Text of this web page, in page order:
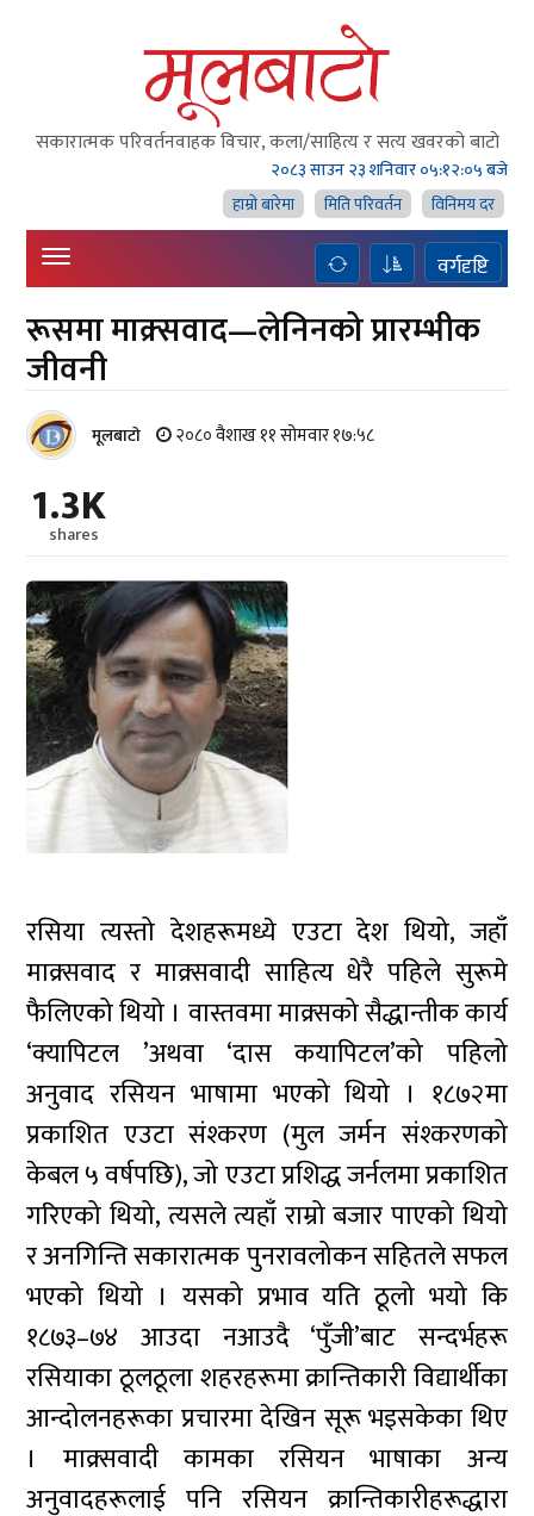
सकारात्मक परिवर्तनवाहक विचार, कला/साहित्य र सत्य खवरको बाटाे
२०८३ साउन २३ शनिवार०५:१२:०७ बजे
हाम्राे बारेमा
मिति परिवर्तन विनिमय दर
वर्गदृष्टि
रूसमा माक्र्सवाद—लेनिनको प्रारम्भीक
जीवनी
मूलबाटाे २०८० वैशाख ११ सोमवार १७:५८
1.3K
shares
रसिया त्यस्तो देशहरूमध्ये एउटा देश थियो, जहाँ
माक्र्सवाद र माक्र्सवादी साहित्य धेरै पहिले सुरूमे
फैलिएको थियो । वास्तवमा माक्र्सको सैद्धान्तीक कार्य
‘क्यापिटल ’अथवा ‘दास कयापिटल’को पहिलो
अनुवाद रसियन भाषामा भएको थियो । १८७२मा
प्रकाशित एउटा संश्करण (मुल जर्मन संश्करणको
केबल ५ वर्षपछि), जो एउटा प्रशिद्ध जर्नलमा प्रकाशित
गरिएको थियो, त्यसले त्यहाँ राम्रो बजार पाएको थियो
र अनगिन्ति सकारात्मक पुनरावलोकन सहितले सफल
भएको थियो । यसको प्रभाव यति ठूलो भयो कि
१८७३–७४ आउदा नआउदै ‘पुँजी’बाट सन्दर्भहरू
रसियाका ठूलठूला शहरहरूमा क्रान्तिकारी विद्यार्थीका
आन्दोलनहरूका प्रचारमा देखिन सूरू भइसकेका थिए
। माक्र्सवादी कामका रसियन भाषाका अन्य
अनुवादहरूलाई पनि रसियन क्रान्तिकारीहरूद्धारा